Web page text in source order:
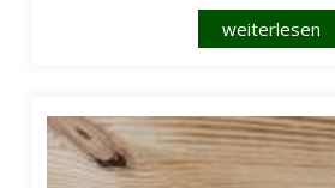
weiterlesen